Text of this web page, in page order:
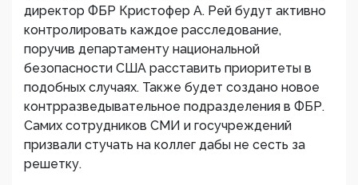
директор ФБР Кристофер А. Рей будут активно
контролировать каждое расследование,
поручив департаменту национальной
безопасности США расставить приоритеты в
подобных случаях. Также будет создано новое
контрразведывательное подразделения в ФБР.
Самих сотрудников СМИ и госучреждений
призвали стучать на коллег дабы не сесть за
решетку.